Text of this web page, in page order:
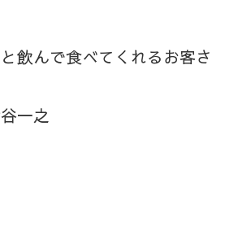
飲んで食べてくれるお客さ
一之